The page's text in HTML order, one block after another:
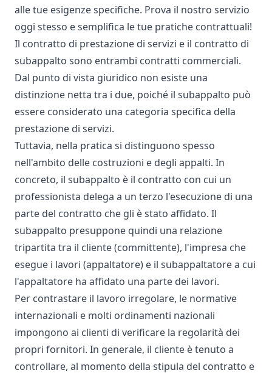
alle tue esigenze specifiche. Prova il nostro servizio
oggi stesso e semplifica le tue pratiche contrattuali!
Il contratto di prestazione di servizi e il contratto di
subappalto sono entrambi contratti commerciali.
Dal punto di vista giuridico non esiste una
distinzione netta tra i due, poiché il subappalto può
essere considerato una categoria specifica della
prestazione di servizi.
Tuttavia, nella pratica si distinguono spesso
nell'ambito delle costruzioni e degli appalti. In
concreto, il subappalto è il contratto con cui un
professionista delega a un terzo l'esecuzione di una
parte del contratto che gli è stato affidato. Il
subappalto presuppone quindi una relazione
tripartita tra il cliente (committente), l'impresa che
esegue i lavori (appaltatore) e il subappaltatore a cui
l'appaltatore ha affidato una parte dei lavori.
Per contrastare il lavoro irregolare, le normative
internazionali e molti ordinamenti nazionali
impongono ai clienti di verificare la regolarità dei
propri fornitori. In generale, il cliente è tenuto a
controllare, al momento della stipula del contratto e